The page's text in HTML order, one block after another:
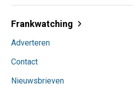
Frankwatching
Adverteren
Contact
Nieuwsbrieven